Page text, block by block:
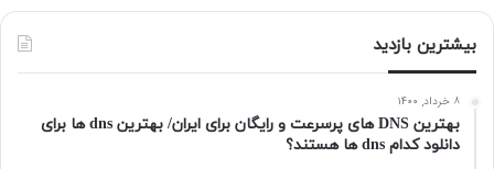
بیشترین بازدید
۸ خرداد, ۱۴۰۰
بهترین DNS های پرسرعت و رایگان برای ایران/ بهترین dns ها برای
دانلود کدام dns ها هستند؟